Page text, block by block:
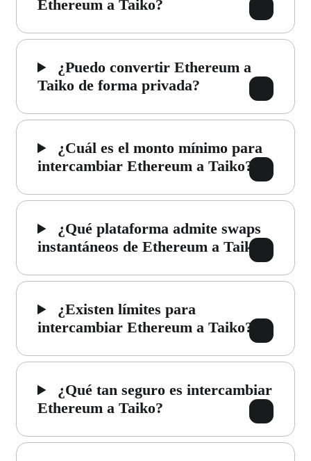
Ethereum a Taiko?
¿Puedo convertir Ethereum a
Taiko de forma privada?
¿Cuál es el monto mínimo para
intercambiar Ethereum a Taiko?
¿Qué plataforma admite swaps
instantáneos de Ethereum a Taiko?
¿Existen límites para
intercambiar Ethereum a Taiko?
¿Qué tan seguro es intercambiar
Ethereum a Taiko?